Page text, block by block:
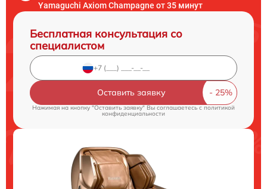
Yamaguchi Axiom Champagne от 35 минут
Бесплатная консультация со
специалистом
Оставить заявку
Нажимая на кнопку "Оставить заявку" Вы соглашаетесь cполитикой
конфиденциальности